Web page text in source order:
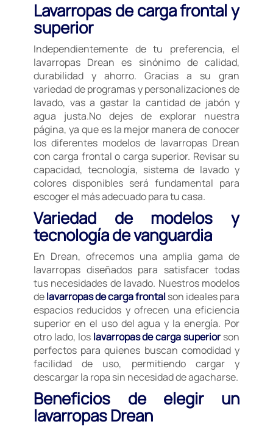
Lavarropas de carga frontal y
superior
Independientemente de tu preferencia, el
lavarropas Drean es sinónimo de calidad,
durabilidad y ahorro. Gracias a su gran
variedad de programas y personalizaciones de
lavado, vas a gastar la cantidad de jabón y
agua justa.No dejes de explorar nuestra
página, ya que es la mejor manera de conocer
los diferentes modelos de lavarropas Drean
con carga frontal o carga superior. Revisar su
capacidad, tecnología, sistema de lavado y
colores disponibles será fundamental para
escoger el más adecuado para tu casa.
Variedad de modelos y
tecnología de vanguardia
En Drean, ofrecemos una amplia gama de
lavarropas diseñados para satisfacer todas
tus necesidades de lavado. Nuestros modelos
delavarropas de carga frontalson ideales para
espacios reducidos y ofrecen una eficiencia
superior en el uso del agua y la energía. Por
otro lado, los lavarropas de carga superior son
perfectos para quienes buscan comodidad y
facilidad de uso, permitiendo cargar y
descargar la ropa sin necesidad de agacharse.
Beneficios de elegir un
lavarropas Drean